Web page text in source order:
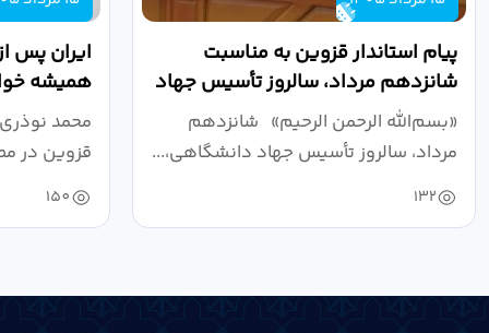
پیام استاندار قزوین به مناسبت
شانزدهم مرداد، سالروز تأسیس جهاد
دانشگاهی
«بسم‌الله الرحمن الرحیم» شانزدهم
مرداد، سالروز تأسیس جهاد دانشگاهی،...
132
ایران پس
همیشه
نبرد
محمد
قزوین در
150